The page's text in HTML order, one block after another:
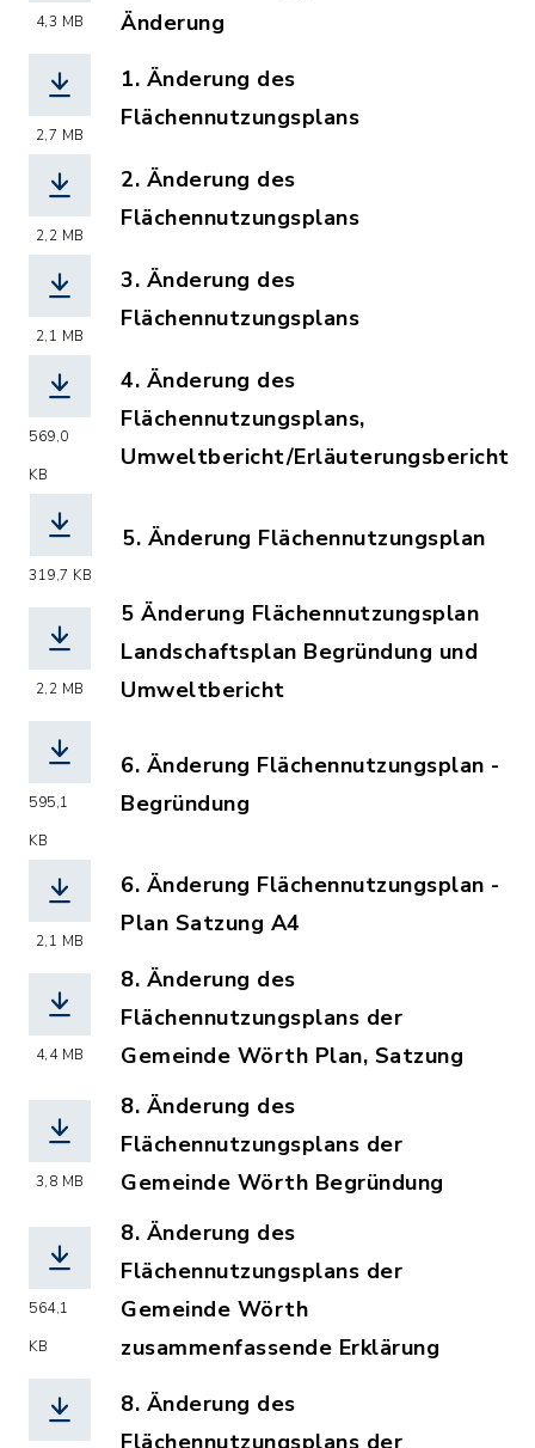
4,3 MB
Änderung
(Dateiname:
2,7 MB
1. Änderung des
Flächennutzungsplans
2,2 MB
2. Änderung des
Flächennutzungsplans
2,1 MB
3. Änderung des
Flächennutzungsplans
569,0
KB
4. Änderung des
Flächennutzungsplans,
Umweltbericht/Erläuterungsbericht
319,7 KB
5. Änderung Flächennutzungsplan
2,2 MB
5 Änderung Flächennutzungsplan
Landschaftsplan Begründung und
Umweltbericht
595,1
KB
6. Änderung Flächennutzungsplan -
Begründung
2,1 MB
6. Änderung Flächennutzungsplan -
Plan Satzung A4
(Dateiname:
4,4 MB
8. Änderung des
Flächennutzungsplans der
Gemeinde Wörth Plan, Satzung
(Dateiname:
3,8 MB
8. Änderung des
Flächennutzungsplans der
Gemeinde Wörth Begründung
(Dateiname:
564,1
KB
8. Änderung des
Flächennutzungsplans der
Gemeinde Wörth
zusammenfassende Erklärung
(Dateiname:
8. Änderung des
Flächennutzungsplans der